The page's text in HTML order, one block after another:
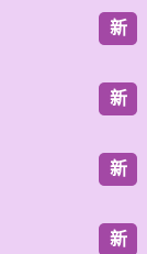
新
新
新
新